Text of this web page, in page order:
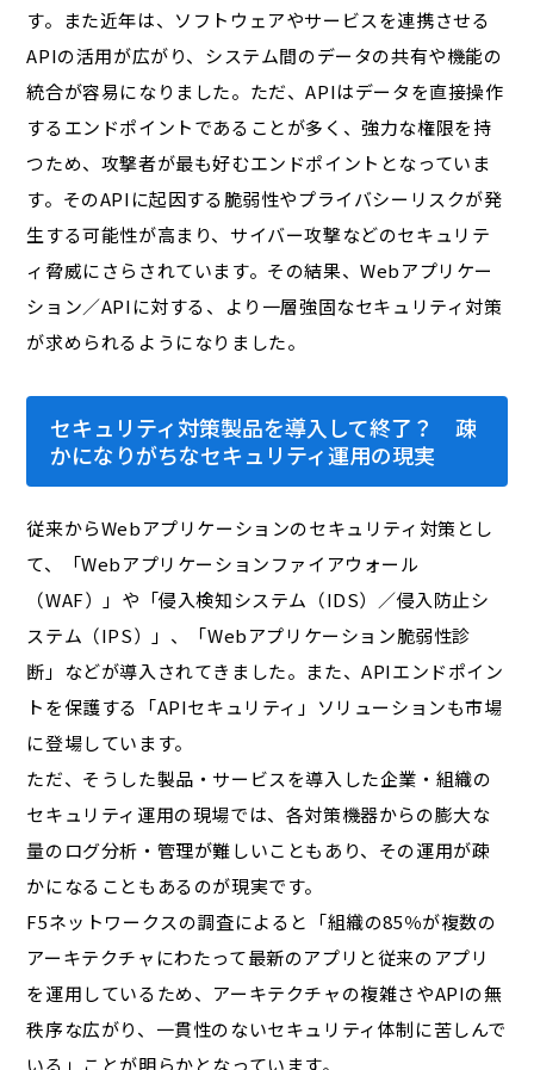
す。また近年は、ソフトウェアやサービスを連携させる
APIの活用が広がり、システム間のデータの共有や機能の
統合が容易になりました。ただ、APIはデータを直接操作
するエンドポイントであることが多く、強力な権限を持
つため、攻撃者が最も好むエンドポイントとなっていま
す。そのAPIに起因する脆弱性やプライバシーリスクが発
生する可能性が高まり、サイバー攻撃などのセキュリテ
ィ脅威にさらされています。その結果、Webアプリケー
ション／APIに対する、より一層強固なセキュリティ対策
が求められるようになりました。
セキュリティ対策製品を導入して終了？ 疎
かになりがちなセキュリティ運用の現実
従来からWebアプリケーションのセキュリティ対策とし
て、「Webアプリケーションファイアウォール
（WAF）」や「侵入検知システム（IDS）／侵入防止シ
ステム（IPS）」、「Webアプリケーション脆弱性診
断」などが導入されてきました。また、APIエンドポイン
トを保護する「APIセキュリティ」ソリューションも市場
に登場しています。
ただ、そうした製品・サービスを導入した企業・組織の
セキュリティ運用の現場では、各対策機器からの膨大な
量のログ分析・管理が難しいこともあり、その運用が疎
かになることもあるのが現実です。
F5ネットワークスの調査によると「組織の85％が複数の
アーキテクチャにわたって最新のアプリと従来のアプリ
を運用しているため、アーキテクチャの複雑さやAPIの無
秩序な広がり、一貫性のないセキュリティ体制に苦しんで
いる」ことが明らかとなっています。